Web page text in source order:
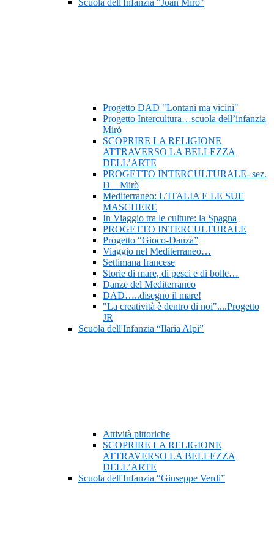
Scuola dell'Infanzia "Joan Mirò"
Progetto DAD "Lontani ma vicini"
Progetto Intercultura…scuola dell’infanzia
Mirò
SCOPRIRE LA RELIGIONE
ATTRAVERSO LA BELLEZZA
DELL’ARTE
PROGETTO INTERCULTURALE- sez.
D – Mirò
Mediterraneo: L’ITALIA E LE SUE
MASCHERE
In Viaggio tra le culture: la Spagna
PROGETTO INTERCULTURALE
Progetto “Gioco-Danza”
Viaggio nel Mediterraneo…
Settimana francese
Storie di mare, di pesci e di bolle…
Danze del Mediterraneo
DAD…..disegno il mare!
"La creatività è dentro di noi"....Progetto
JR
Scuola dell'Infanzia “Ilaria Alpi”
Attività pittoriche
SCOPRIRE LA RELIGIONE
ATTRAVERSO LA BELLEZZA
DELL’ARTE
Scuola dell'Infanzia “Giuseppe Verdi”